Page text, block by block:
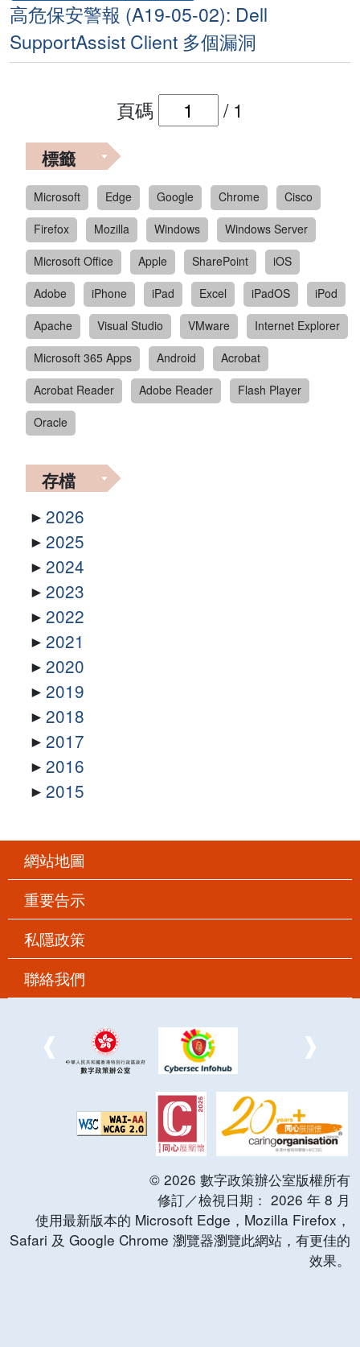
高危保安警報 (A19-05-02): Dell
SupportAssist Client 多個漏洞
頁碼 / 1
標籤
Microsoft Edge Google Chrome
Cisco
Firefox
Mozilla Windows
Windows Server
Microsoft Office
Apple SharePoint
iOS
Adobe
iPhone iPad Excel iPadOS
iPod
Apache
Visual Studio VMware
Internet Explorer
Microsoft 365 Apps
Android
Acrobat
Acrobat Reader
Adobe Reader
Flash Player
Oracle
存檔
2026
2025
2024
2023
2022
2021
2020
2019
2018
2017
2016
2015
網站地圖
重要告示
私隱政策
聯絡我們
© 2026 數字政策辦公室版權所有
修訂／檢視日期： 2026 年 8 月
使用最新版本的 Microsoft Edge，Mozilla Firefox，
Safari 及 Google Chrome 瀏覽器瀏覽此網站，有更佳的
效果。